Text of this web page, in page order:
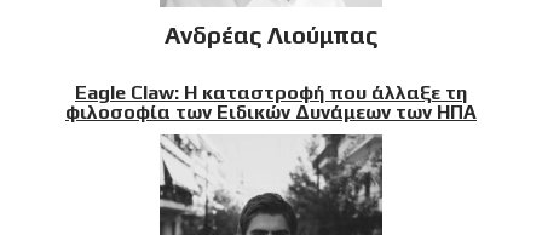
Ανδρέας Λιούμπας
Eagle Claw: Η καταστροφή που άλλαξε τη
φιλοσοφία των Ειδικών Δυνάμεων των ΗΠΑ